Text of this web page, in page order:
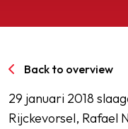
Back to overview
29 januari 2018
Rijckevorsel, Rafael